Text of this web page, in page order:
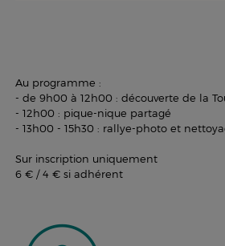
Au programme :
- de 9h00 à 12h00 : découverte de la
- 12h00 : pique-nique partagé
- 13h00 - 15h30 : rallye-photo et
Sur inscription uniquement
6 € / 4 € si adhérent